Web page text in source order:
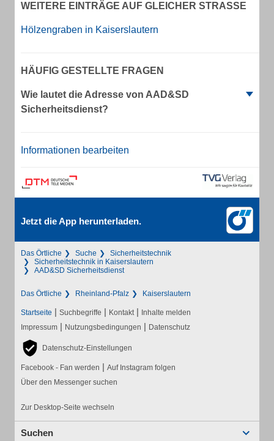
WEITERE EINTRÄGE AUF GLEICHER STRASSE
Hölzengraben in Kaiserslautern
HÄUFIG GESTELLTE FRAGEN
Wie lautet die Adresse von AAD&SD
Sicherheitsdienst?
Informationen bearbeiten
Jetzt die App herunterladen.
Das Örtliche Suche
Sicherheitstechnik
Sicherheitstechnik in Kaiserslautern
AAD&SD Sicherheitsdienst
Das Örtliche Rheinland-Pfalz Kaiserslautern
Startseite | Suchbegriffe | Kontakt | Inhalte melden
Impressum | Nutzungsbedingungen | Datenschutz
Datenschutz-Einstellungen
Facebook - Fan werden | Auf Instagram folgen
Über den Messenger suchen
Zur Desktop-Seite wechseln
Suchen